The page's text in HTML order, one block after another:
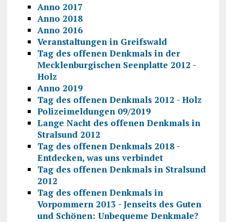
Anno 2017
Anno 2018
Anno 2016
Veranstaltungen in Greifswald
Tag des offenen Denkmals in der
Mecklenburgischen Seenplatte 2012 -
Holz
Anno 2019
Tag des offenen Denkmals 2012 - Holz
Polizeimeldungen 09/2019
Lange Nacht des offenen Denkmals in
Stralsund 2012
Tag des offenen Denkmals 2018 -
Entdecken, was uns verbindet
Tag des offenen Denkmals in Stralsund
2012
Tag des offenen Denkmals in
Vorpommern 2013 - Jenseits des Guten
und Schönen: Unbequeme Denkmale?